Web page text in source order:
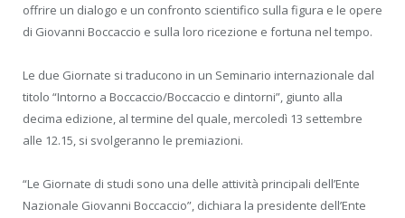
offrire un dialogo e un confronto scientifico sulla figura e le opere
di Giovanni Boccaccio e sulla loro ricezione e fortuna nel tempo.
Le due Giornate si traducono in un Seminario internazionale dal
titolo “Intorno a Boccaccio/Boccaccio e dintorni”, giunto alla
decima edizione, al termine del quale, mercoledì 13 settembre
alle 12.15, si svolgeranno le premiazioni.
“Le Giornate di studi sono una delle attività principali dell’Ente
Nazionale Giovanni Boccaccio”, dichiara la presidente dell’Ente